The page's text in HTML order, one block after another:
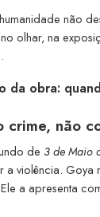
não
no olhar, na
da obra:
crime, não
de 3 de Maio
a violência.
a apresenta